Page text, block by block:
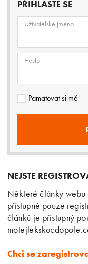
PŘIHLASTE SE
Uživatelské jméno
Heslo
Pamatovat si mě
NEJSTE
Některé články webu
přístupné pouze
článků je přístupný
Chci se